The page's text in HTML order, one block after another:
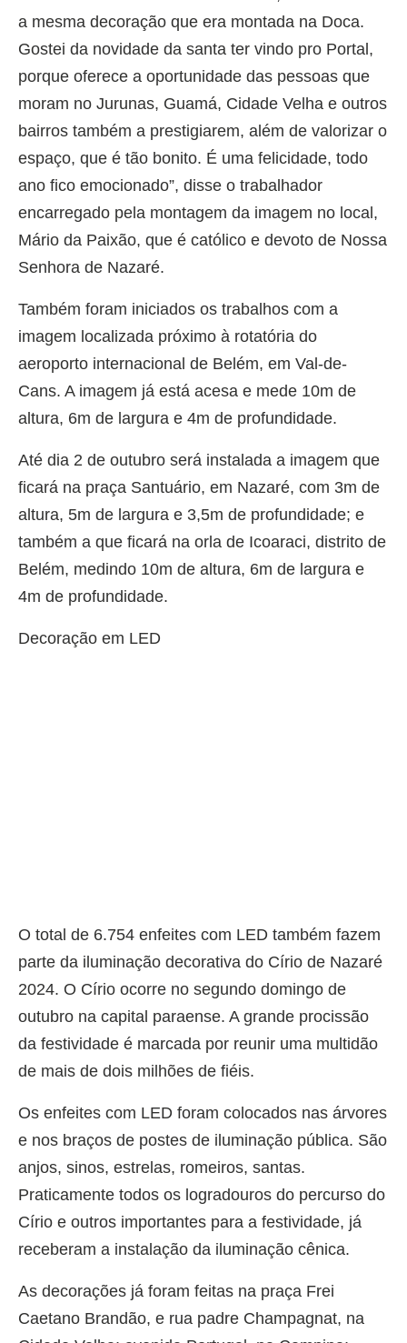
a mesma decoração que era montada na Doca.
Gostei da novidade da santa ter vindo pro Portal,
porque oferece a oportunidade das pessoas que
moram no Jurunas, Guamá, Cidade Velha e outros
bairros também a prestigiarem, além de valorizar o
espaço, que é tão bonito. É uma felicidade, todo
ano fico emocionado”, disse o trabalhador
encarregado pela montagem da imagem no local,
Mário da Paixão, que é católico e devoto de Nossa
Senhora de Nazaré.
Também foram iniciados os trabalhos com a
imagem localizada próximo à rotatória do
aeroporto internacional de Belém, em Val-de-
Cans. A imagem já está acesa e mede 10m de
altura, 6m de largura e 4m de profundidade.
Até dia 2 de outubro será instalada a imagem que
ficará na praça Santuário, em Nazaré, com 3m de
altura, 5m de largura e 3,5m de profundidade; e
também a que ficará na orla de Icoaraci, distrito de
Belém, medindo 10m de altura, 6m de largura e
4m de profundidade.
Decoração em LED
O total de 6.754 enfeites com LED também fazem
parte da iluminação decorativa do Círio de Nazaré
2024. O Círio ocorre no segundo domingo de
outubro na capital paraense. A grande procissão
da festividade é marcada por reunir uma multidão
de mais de dois milhões de fiéis.
Os enfeites com LED foram colocados nas árvores
e nos braços de postes de iluminação pública. São
anjos, sinos, estrelas, romeiros, santas.
Praticamente todos os logradouros do percurso do
Círio e outros importantes para a festividade, já
receberam a instalação da iluminação cênica.
As decorações já foram feitas na praça Frei
Caetano Brandão, e rua padre Champagnat, na